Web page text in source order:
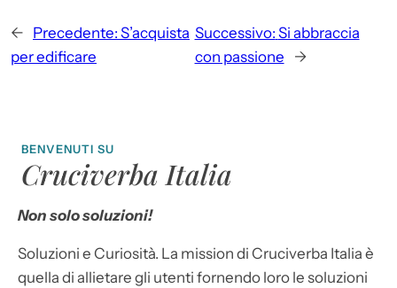
← Precedente: S’acquista
per edificare
Successivo: Si abbraccia
con passione
→
BENVENUTI SU
Cruciverba Italia
Non solo soluzioni!
Soluzioni e Curiosità. La mission di Cruciverba Italia è
quella di allietare gli utenti fornendo loro le soluzioni